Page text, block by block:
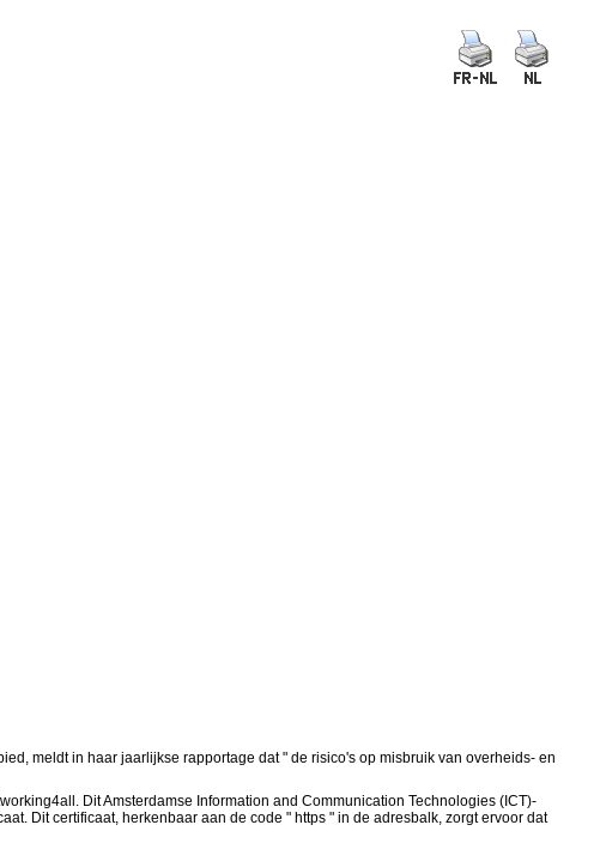
meldt in haar jaarlijkse rapportage dat " de risico's op misbruik van overheids- en
Dit Amsterdamse Information and Communication Technologies (ICT)-
Dit certificaat, herkenbaar aan de code " https " in de adresbalk, zorgt ervoor dat